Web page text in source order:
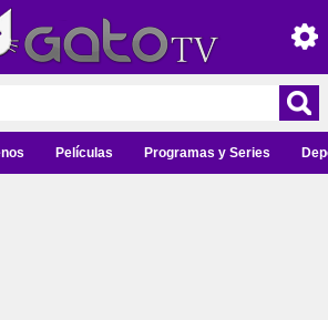
Películas Programas y Series